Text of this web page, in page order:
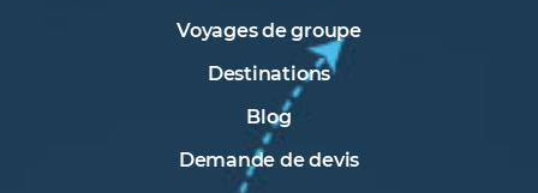
Voyages de groupe
Destinations
Blog
Demande de devis